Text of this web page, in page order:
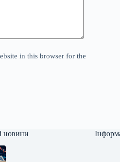
in this browser for the
новини